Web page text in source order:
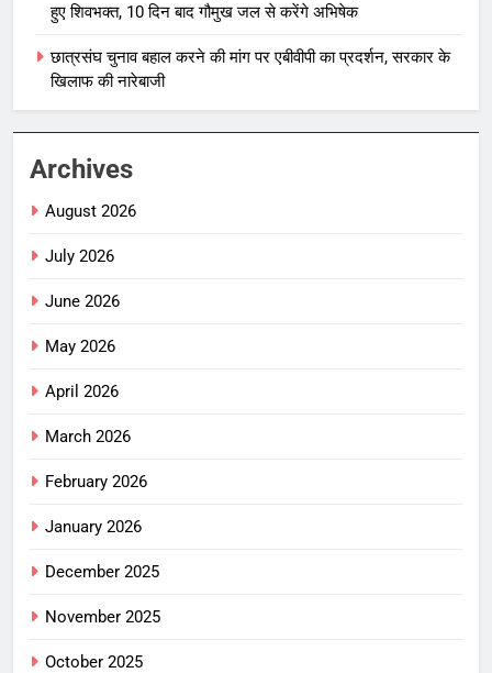
हुए शिवभक्त, 10 दिन बाद गौमुख जल से करेंगे अभिषेक
छात्रसंघ चुनाव बहाल करने की मांग पर एबीवीपी का प्रदर्शन, सरकार के
खिलाफ की नारेबाजी
Archives
August 2026
July 2026
June 2026
May 2026
April 2026
March 2026
February 2026
January 2026
December 2025
November 2025
October 2025